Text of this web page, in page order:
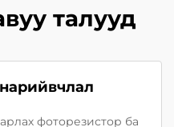
талууд
фоторезистор ба